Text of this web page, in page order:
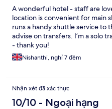
A wonderful hotel - staff are
location is convenient for main
runs a handy shuttle service to
advise on transfers. I’m a solo
- thank you!
Nishanthi, nghỉ 7 đêm
Nhận xét đã xác thực
10/10 - Ngoại hạng